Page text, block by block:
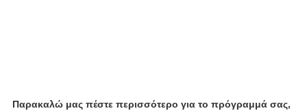
Παρακαλώ μας πέστε περισσότερο για το πρόγραμμά σας,